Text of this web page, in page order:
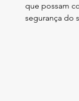
que possam
segurança do